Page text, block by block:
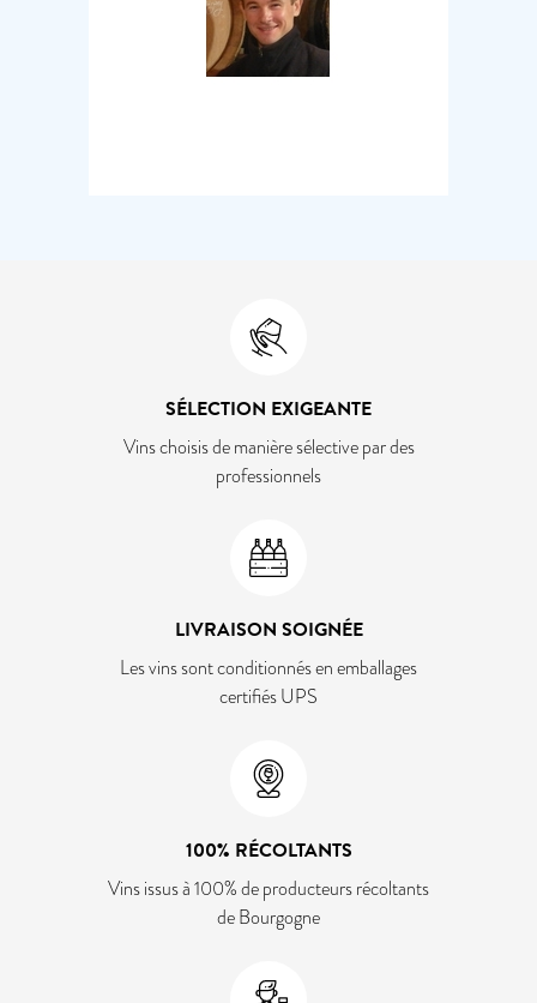
SÉLECTION EXIGEANTE
Vins choisis de manière sélective par des
professionnels
LIVRAISON SOIGNÉE
Les vins sont conditionnés en emballages
certifiés UPS
100% RÉCOLTANTS
Vins issus à 100% de producteurs récoltants
de Bourgogne